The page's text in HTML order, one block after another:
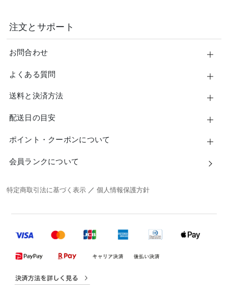
注文とサポート
お問合わせ
よくある質問
送料と決済方法
配送日の目安
ポイント・クーポンについて
会員ランクについて
特定商取引法に基づく表示 ／個人情報保護方針